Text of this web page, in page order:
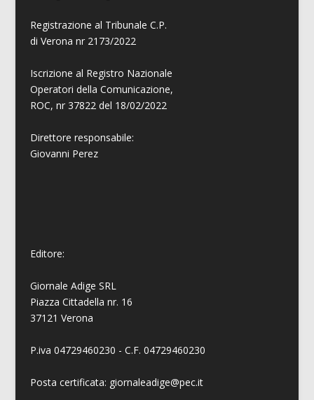
Registrazione al Tribunale C.P.
di Verona nr 2173/2022
Iscrizione al Registro Nazionale
Operatori della Comunicazione,
ROC, nr 37822 del 18/02/2022
Direttore responsabile:
Giovanni Perez
Editore:
Giornale Adige SRL
Piazza Cittadella nr. 16
37121 Verona
P.iva 04729460230 - C.F. 04729460230
Posta certificata: giornaleadige@pec.it